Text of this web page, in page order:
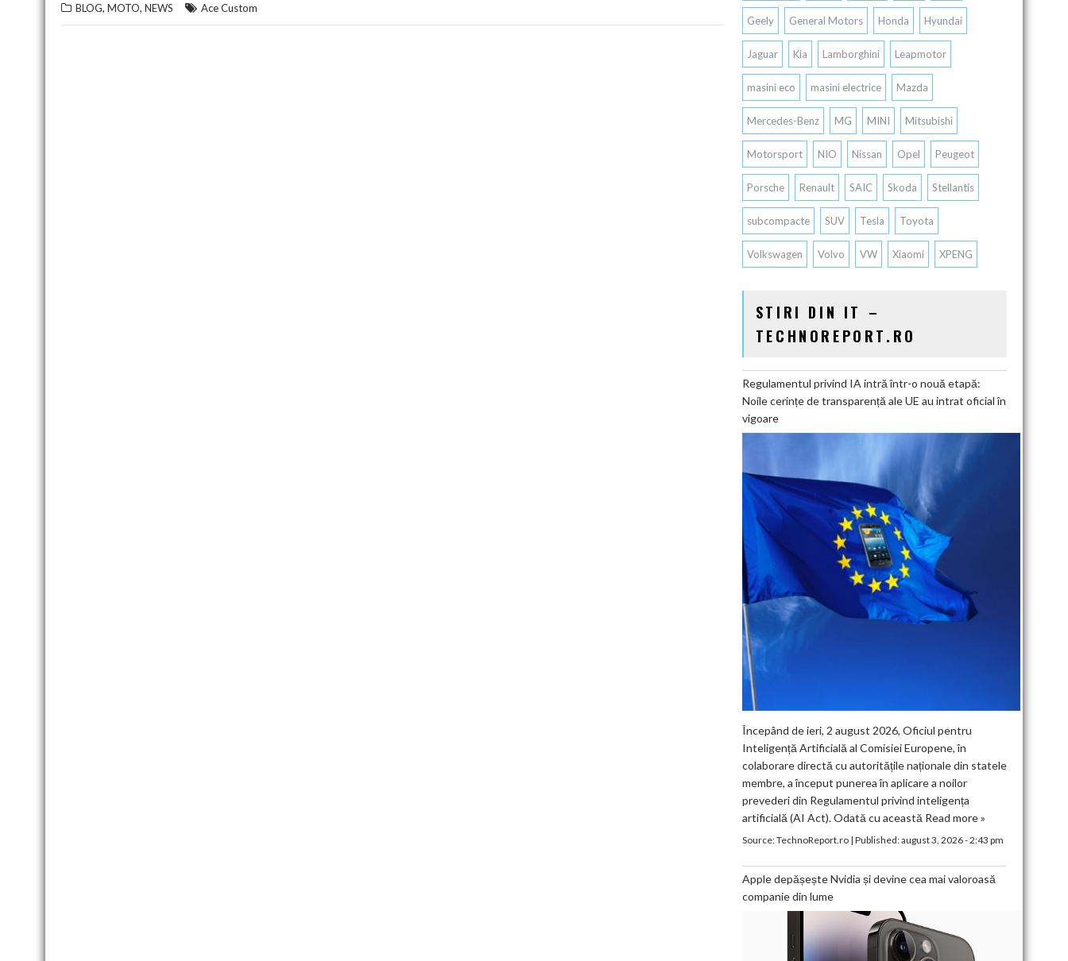
BLOG, MOTO, NEWS Ace Custom
Geely General Motors Honda Hyundai
Jaguar Kia Lamborghini Leapmotor
masini eco masini electrice Mazda
Mercedes-Benz MG MINI Mitsubishi
Motorsport NIO Nissan Opel Peugeot
Porsche Renault SAIC Skoda Stellantis
subcompacte SUV Tesla Toyota
Volkswagen Volvo VW Xiaomi XPENG
STIRI DIN IT –
TECHNOREPORT.RO
Regulamentul privind IA intră într-o nouă etapă:
Noile cerințe de transparență ale UE au intrat oficial în
vigoare
Începând de ieri, 2 august 2026, Oficiul pentru
Inteligență Artificială al Comisiei Europene, în
colaborare directă cu autoritățile naționale din statele
membre, a început punerea în aplicare a noilor
prevederi din Regulamentul privind inteligența
artificială (AI Act). Odată cu această Read more »
Source:TechnoReport.ro| Published:august 3, 2026 - 2:43 pm
Apple depășește Nvidia și devine cea mai valoroasă
companie din lume